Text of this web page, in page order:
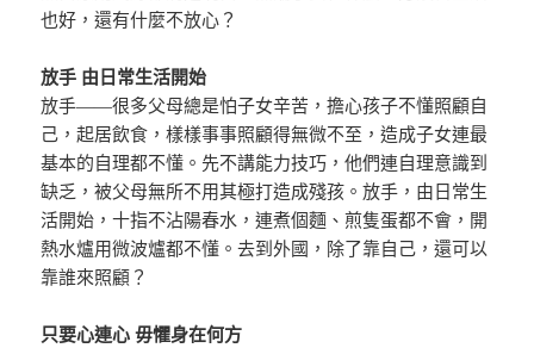
也好，還有什麼不放心？
放手 由日常生活開始
放手——很多父母總是怕子女辛苦，擔心孩子不懂照顧自
己，起居飲食，樣樣事事照顧得無微不至，造成子女連最
基本的自理都不懂。先不講能力技巧，他們連自理意識到
缺乏，被父母無所不用其極打造成殘孩。放手，由日常生
活開始，十指不沾陽春水，連煮個麵、煎隻蛋都不會，開
熱水爐用微波爐都不懂。去到外國，除了靠自己，還可以
靠誰來照顧？
只要心連心 毋懼身在何方